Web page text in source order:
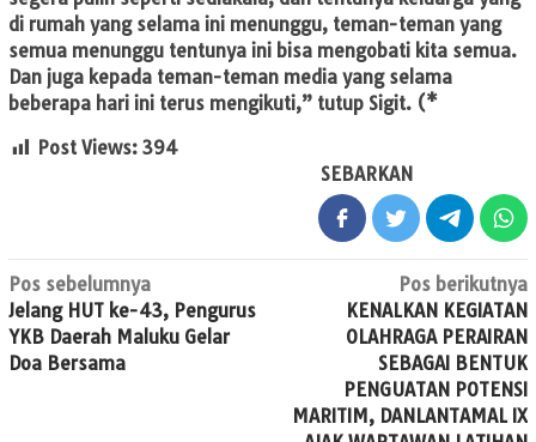
di rumah yang selama ini menunggu, teman-teman yang
semua menunggu tentunya ini bisa mengobati kita semua.
Dan juga kepada teman-teman media yang selama
beberapa hari ini terus mengikuti,” tutup Sigit. (*
Post Views: 394
SEBARKAN
Navigasi
pos
Pos sebelumnya
Jelang HUT ke-43, Pengurus
YKB Daerah Maluku Gelar
Doa Bersama
Pos berikutnya
KENALKAN KEGIATAN
OLAHRAGA PERAIRAN
SEBAGAI BENTUK
PENGUATAN POTENSI
MARITIM, DANLANTAMAL IX